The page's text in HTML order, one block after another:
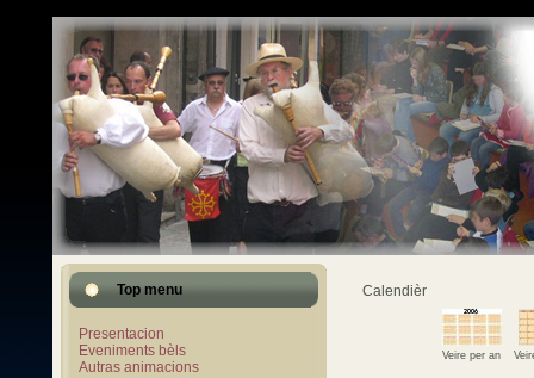
Top menu
Presentacion
Eveniments bèls
Autras animacions
Calendièr
Veire per an